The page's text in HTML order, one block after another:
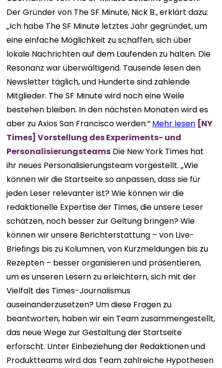
Der Gründer von The SF Minute, Nick B., erklärt dazu:
„Ich habe The SF Minute letztes Jahr gegründet, um
eine einfache Möglichkeit zu schaffen, sich über
lokale Nachrichten auf dem Laufenden zu halten. Die
Resonanz war überwältigend. Tausende lesen den
Newsletter täglich, und Hunderte sind zahlende
Mitglieder. The SF Minute wird noch eine Weile
bestehen bleiben. In den nächsten Monaten wird es
aber zu Axios San Francisco werden.“ Mehr lesen [NY
Times] Vorstellung des Experiments- und
Personalisierungsteams Die New York Times hat
ihr neues Personalisierungsteam vorgestellt. „Wie
können wir die Startseite so anpassen, dass sie für
jeden Leser relevanter ist? Wie können wir die
redaktionelle Expertise der Times, die unsere Leser
schätzen, noch besser zur Geltung bringen? Wie
können wir unsere Berichterstattung – von Live-
Briefings bis zu Kolumnen, von Kurzmeldungen bis zu
Rezepten – besser organisieren und präsentieren,
um es unseren Lesern zu erleichtern, sich mit der
Vielfalt des Times-Journalismus
auseinanderzusetzen? Um diese Fragen zu
beantworten, haben wir ein Team zusammengestellt,
das neue Wege zur Gestaltung der Startseite
erforscht. Unter Einbeziehung der Redaktionen und
Produktteams wird das Team zahlreiche Hypothesen